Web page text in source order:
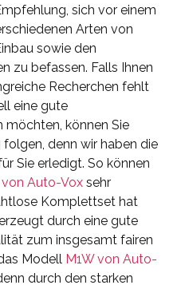
sich vor einem
Arten von
sowie den
zu befassen. Falls Ihnen
Recherchen fehlt
eine gute
möchten, können Sie
denn wir haben die
Sie erledigt. So können
Auto-Voxsehr
Komplettset hat
durch eine gute
zum insgesamt fairen
Modell M1W von Auto-
durch den starken